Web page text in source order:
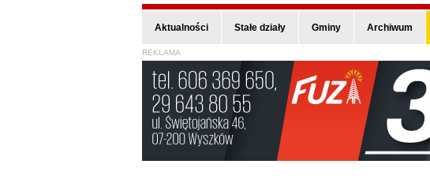
Aktualności Stałe działy Gminy Archiwum
REKLAMA